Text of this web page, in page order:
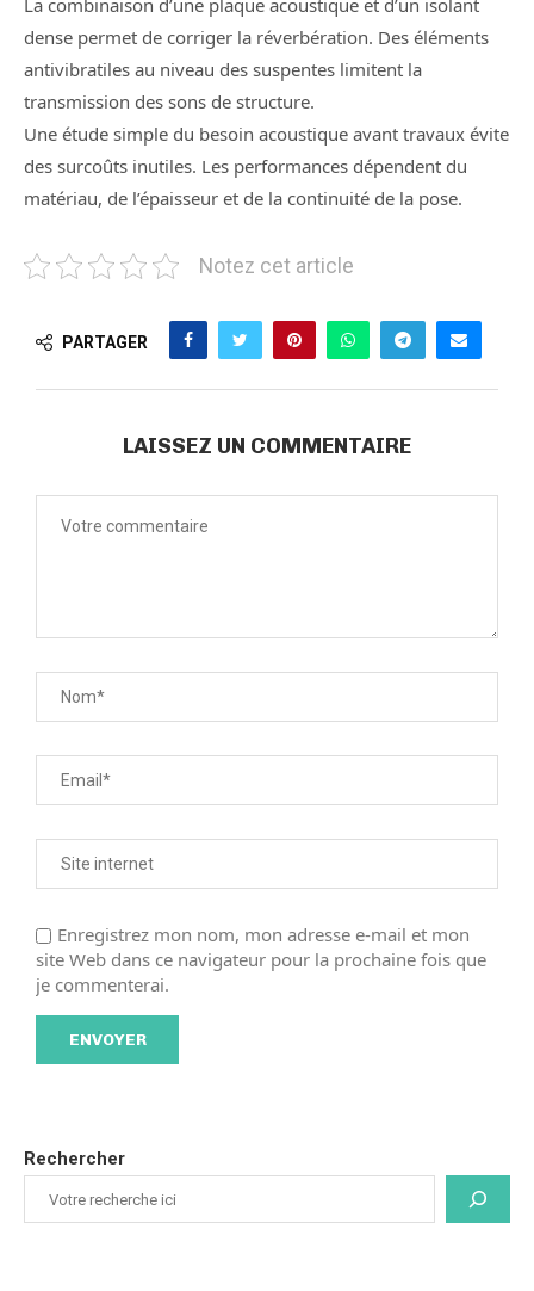
La combinaison d’une plaque acoustique et d’un isolant
dense permet de corriger la réverbération. Des éléments
antivibratiles au niveau des suspentes limitent la
transmission des sons de structure.
Une étude simple du besoin acoustique avant travaux évite
des surcoûts inutiles. Les performances dépendent du
matériau, de l’épaisseur et de la continuité de la pose.
Notez cet article
PARTAGER
LAISSEZ UN COMMENTAIRE
Enregistrez mon nom, mon adresse e-mail et mon
site Web dans ce navigateur pour la prochaine fois que
je commenterai.
Rechercher